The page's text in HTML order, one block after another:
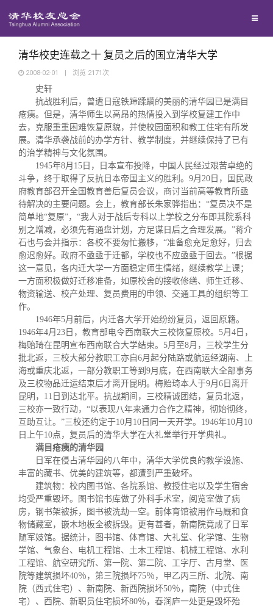
西南联大校友会
义工计划
新媒体平台
青春风采
校友讲坛
校友视界
校友服务
终身学习
信息化服务
三创大赛
实用信息
校友总会
总会简介
会长致辞
总会章程
理事会名单
制度法规
联系我们
关闭
清华校史连载之十 复员之后的国立清华大学
2008-02-01 | 浏览 2171 次
史轩
抗战胜利后，曾遭日寇铁蹄蹂躏的美丽的清华园已是满目
疮痍。但是，清华师生以高昂的热情投入到学校复建工作中
去，克服重重困难恢复原貌，并使校园面积和教工住宅有所发
展。清华承袭战前的办学方针、教学制度，并继续保持了已有
的治学精神与文化氛围。
1945年8月 15 日 ，日本宣布投降，中国人民经过艰苦卓绝的
斗争，终于取得了反抗日本帝国主义的胜利。 9月 20 日 ，国民政
府教育部召开全国教育善后复员会议，商讨当前高等教育所亟
待解决的主要问题。会上，教育部长朱家骅指出：“复员决不是
简单地“复原”，“我人对于战后专科以上学校之分布即其院系科
别之增减，必须先有通盘计划，方足谋日后之合理发展。”蒋介
石也与会并指示：各校不要匆忙搬移，“准备愈充足愈好，归去
愈迟愈好。政府不亟亟于迁都，学校也不应亟亟于回去。”根据
这一意见，各内迁大学一方面稳定师生情绪，继续教学上课；
一方面积极做好迁移准备，如原校舍的接收修缮、师生迁移、
物资输送、校产处理、复员费用的申领、交通工具的组织等工
作。
1946年5月前后，内迁各大学开始纷纷复员，返回原籍。
1946年4月 23 日 ，教育部电令西南联大三校恢复原校。 5月 4 日 ，
梅贻琦在昆明宣布西南联合大学结束。 5月至8月，三校学生分
批北返，三校大部分教职工亦自 6月起分陆路或航运经湖南、上
海或重庆北返，一部分教职工等到 9月底，在西南联大全部事务
及三校物品迁运结束后才离开昆明。梅贻琦本人于9月 6 日 离开
昆明， 11 日到达北平。抗战期间，三校精诚团结，复员北返，
三校亦一致行动，“以表现八年来通力合作之精神，彻始彻终，
互助互让。”三校还约定于10月 10 日 同一天开学。 1946年10月 10
日
上午10点，复员后的清华大学在大礼堂举行开学典礼。
满目疮痍的清华园
日军在侵占清华园的八年中，清华大学优良的教学设施、
丰富的藏书、优美的建筑等，都遭到严重破坏。
建筑物：校内图书馆、各院系馆、教授住宅以及学生宿舍
均受严重毁坏。图书馆书库做了外科手术室，阅览室做了病
房，钢书架被拆，图书被洗劫一空。前体育馆被用作马厩和食
物储藏室，嵌木地板全被拆毁。更有甚者，新南院竟成了日军
随军妓馆。据统计，图书馆、体育馆、大礼堂、化学馆、生物
学馆、气象台、电机工程馆、土木工程馆、机械工程馆、水利
工程馆、航空研究所、第一院、第二院、工字厅、古月堂、医
院等建筑损坏40％，第三院损坏75％，甲乙丙三所、北院、南
院（西式住宅）、新南院、新西院损坏50％，南院（中式住
宅）、西院、新职员住宅损坏80％，春润庐一处更是毁坏殆